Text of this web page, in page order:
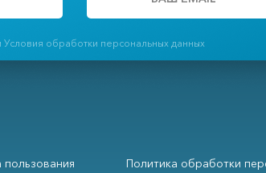
обработки персональных данных
пользования Политика обработки